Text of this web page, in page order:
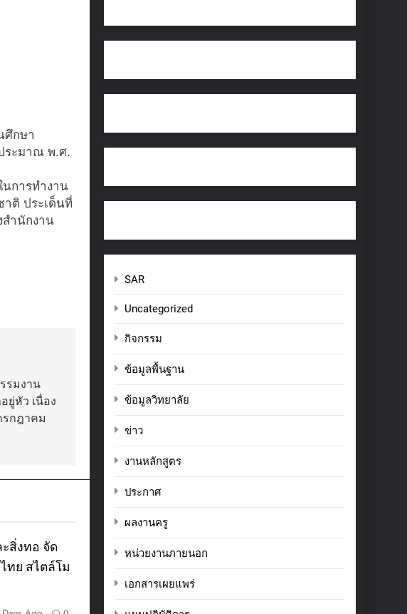
ศึกษา
ระมาณ พ.ศ.
การทำงาน
ติ ประเด็นที่
ำนักงาน
รมงาน
ยู่หัว เนื่อง
รกฎาคม
สิ่งทอ จัด
ทย สไตล์โม
SAR
Uncategorized
กิจกรรม
ข้อมูลพื้นฐาน
ข้อมูลวิทยาลัย
ข่าว
งานหลักสูตร
ประกาศ
ผลงานครู
หน่วยงานภายนอก
เอกสารเผยแพร่